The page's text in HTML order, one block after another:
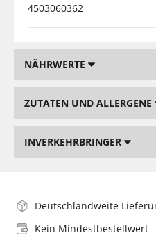
4503060362
NÄHRWERTE
ZUTATEN UND ALLERGENE
INVERKEHRBRINGER
Deutschlandweite
Kein Mindestbestellwert